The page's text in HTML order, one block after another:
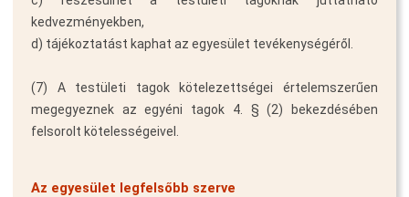
kedvezményekben,
d) tájékoztatást kaphat az egyesület tevékenységéről.
(7) A testületi tagok kötelezettségei értelemszerűen
megegyeznek az egyéni tagok 4. § (2) bekezdésében
felsorolt kötelességeivel.
Az egyesület legfelsőbb szerve